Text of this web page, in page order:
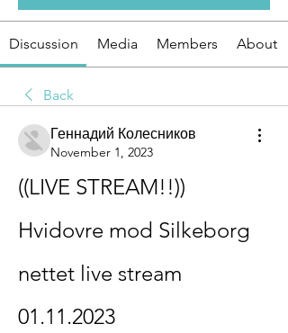
Discussion Media Members About
Back
Геннадий Колесников
November 1, 2023
((LIVE STREAM!!))
Hvidovre mod Silkeborg
nettet live stream
01.11.2023